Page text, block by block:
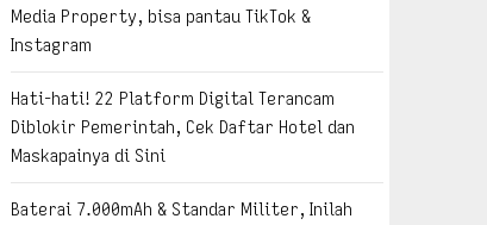
Media Property, bisa pantau TikTok &
Instagram
Hati-hati! 22 Platform Digital Terancam
Diblokir Pemerintah, Cek Daftar Hotel dan
Maskapainya di Sini
Baterai 7.000mAh & Standar Militer, Inilah